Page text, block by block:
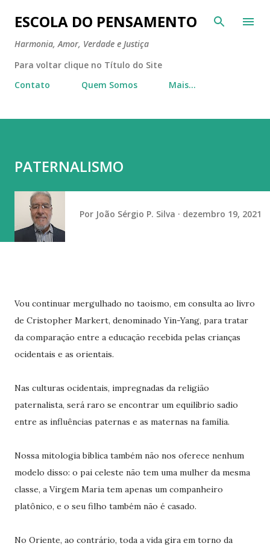
Pular para o conteúdo principal
ESCOLA DO PENSAMENTO
Harmonia, Amor, Verdade e Justiça
Para voltar clique no Título do Site
Contato
Quem Somos Mais…
PATERNALISMO
Por João Sérgio P. Silva dezembro 19, 2021
Vou continuar mergulhado no taoismo, em consulta ao livro
de Cristopher Markert, denominado Yin-Yang, para tratar
da comparação entre a educação recebida pelas crianças
ocidentais e as orientais.
Nas culturas ocidentais, impregnadas da religião
paternalista, será raro se encontrar um equilíbrio sadio
entre as influências paternas e as maternas na família.
Nossa mitologia bíblica também não nos oferece nenhum
modelo disso: o pai celeste não tem uma mulher da mesma
classe, a Virgem Maria tem apenas um companheiro
platônico, e o seu filho também não é casado.
No Oriente, ao contrário, toda a vida gira em torno da